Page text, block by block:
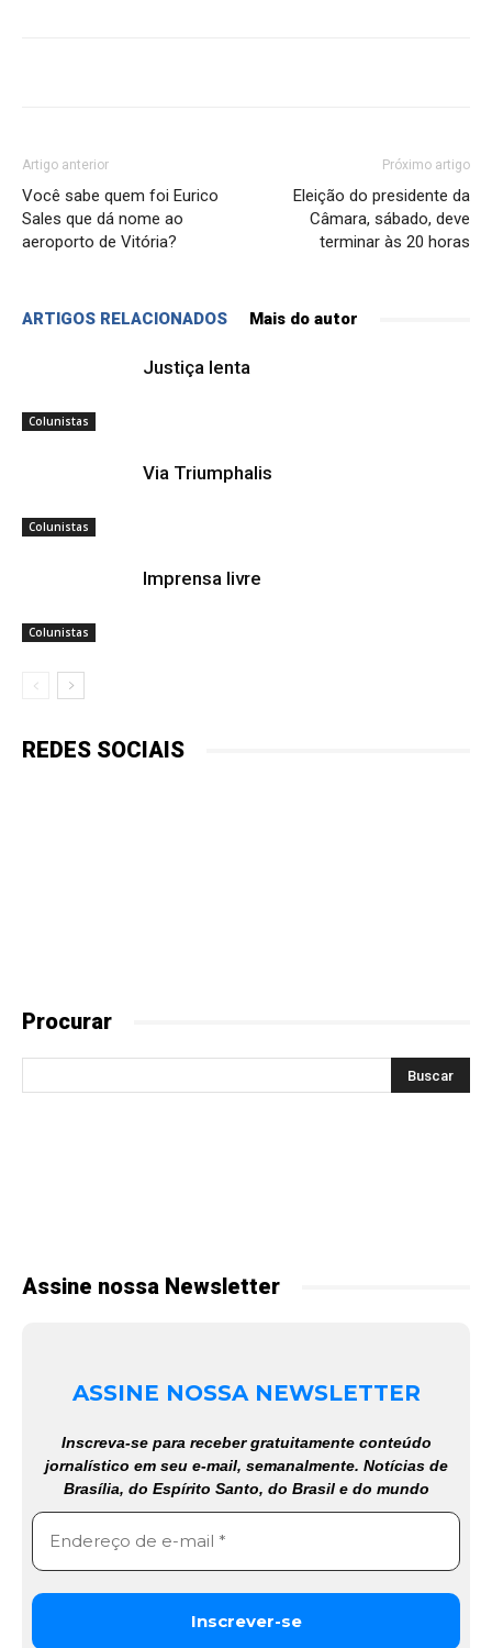
Artigo anterior
Você sabe quem foi Eurico
Sales que dá nome ao
aeroporto de Vitória?
Próximo artigo
Eleição do presidente da
Câmara, sábado, deve
terminar às 20 horas
ARTIGOS RELACIONADOS Mais do autor
Colunistas
Justiça lenta
Colunistas
Via Triumphalis
Colunistas
Imprensa livre
REDES SOCIAIS
Procurar
Assine nossa Newsletter
ASSINE NOSSA NEWSLETTER
Inscreva-se para receber gratuitamente conteúdo
jornalístico em seu e-mail, semanalmente. Notícias de
Brasília, do Espírito Santo, do Brasil e do mundo